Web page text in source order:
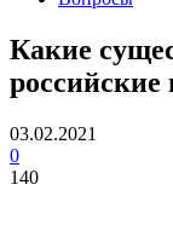
Какие
российские
03.02.2021
0
140